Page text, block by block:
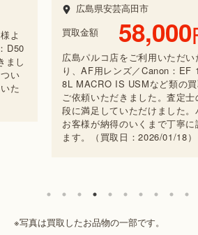
よ
D50
まし
い
た
広島県安芸高田市
買取金額
58,000
広島パルコ店をご利用いただい
り、AF用レンズ／Canon：EF
8L MACRO IS USMなど類の
ご依頼いただきました。査定
段に満足していただけました。
お客様が納得のいくまで丁寧に
ます。（買取日：2026/01/18）
※写真は買取したお品物の一部です。